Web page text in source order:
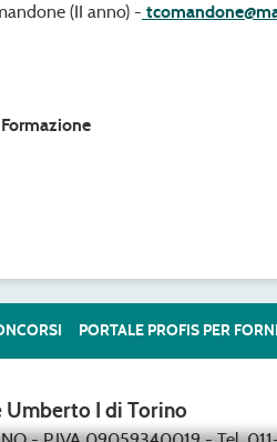
(II anno) -
PORTALE PROFIS PER
Umberto I di Torino